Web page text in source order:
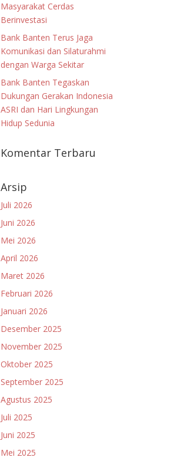
Masyarakat Cerdas
Berinvestasi
Bank Banten Terus Jaga
Komunikasi dan Silaturahmi
dengan Warga Sekitar
Bank Banten Tegaskan
Dukungan Gerakan Indonesia
ASRI dan Hari Lingkungan
Hidup Sedunia
Komentar Terbaru
Arsip
Juli 2026
Juni 2026
Mei 2026
April 2026
Maret 2026
Februari 2026
Januari 2026
Desember 2025
November 2025
Oktober 2025
September 2025
Agustus 2025
Juli 2025
Juni 2025
Mei 2025